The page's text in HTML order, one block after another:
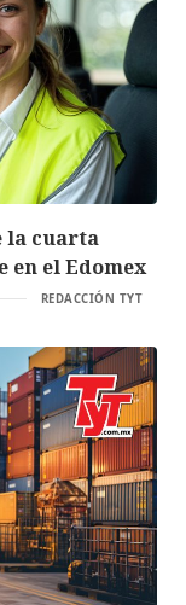
la cuarta
en el Edomex
REDACCIÓN TYT